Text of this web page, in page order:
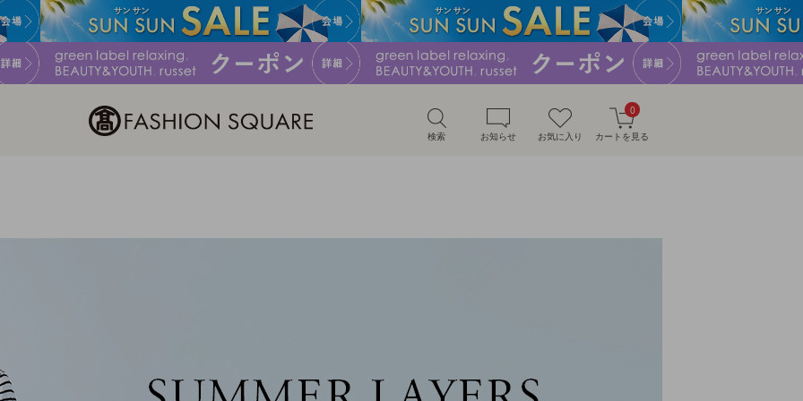
検索 お知らせ お気に入り カートを見る
0